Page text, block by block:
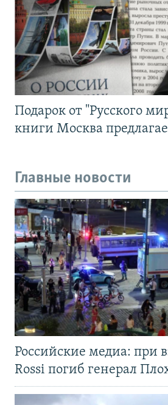
Подарок от "Русского
книги Москва
Главные новости
Российские медиа: при
Rossi погиб генерал